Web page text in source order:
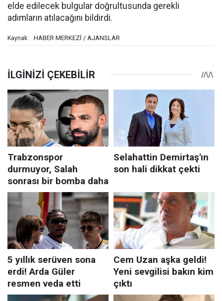
elde edilecek bulgular doğrultusunda gerekli
adımların atılacağını bildirdi.
Kaynak: HABER MERKEZİ / AJANSLAR